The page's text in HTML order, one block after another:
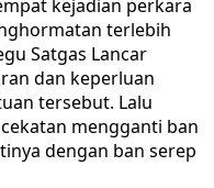
kejadian perkara
terlebih
Satgas Lancar
dan keperluan
tersebut. Lalu
mengganti ban
dengan ban serep